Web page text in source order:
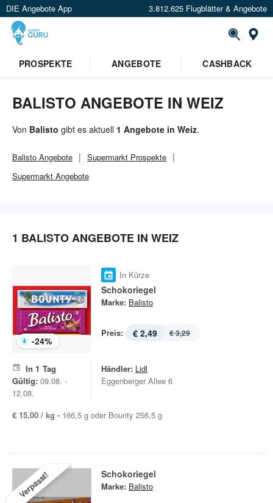
DIE Angebote App 3.812.625 Flugblätter & Angebote
PROSPEKTE ANGEBOTE CASHBACK
BALISTO ANGEBOTE IN WEIZ
Von Balisto gibt es aktuell 1 Angebote in Weiz.
Balisto Angebote Supermarkt Prospekte
Supermarkt Angebote
1 BALISTO ANGEBOTE IN WEIZ
-24%
In Kürze
Schokoriegel
Marke: Balisto
Preis: € 2,49 € 3,29
In 1 Tag
Gültig: 09.08. -
12.08.
Händler: Lidl
Eggenberger Allee 6
€ 15,00 / kg - 166,5 g oder Bounty 256,5 g
Verpasst! Schokoriegel
Marke: Balisto